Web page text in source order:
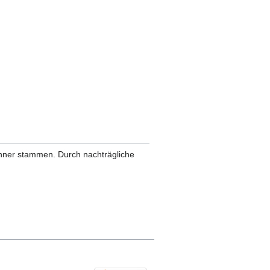
stammen. Durch nachträgliche